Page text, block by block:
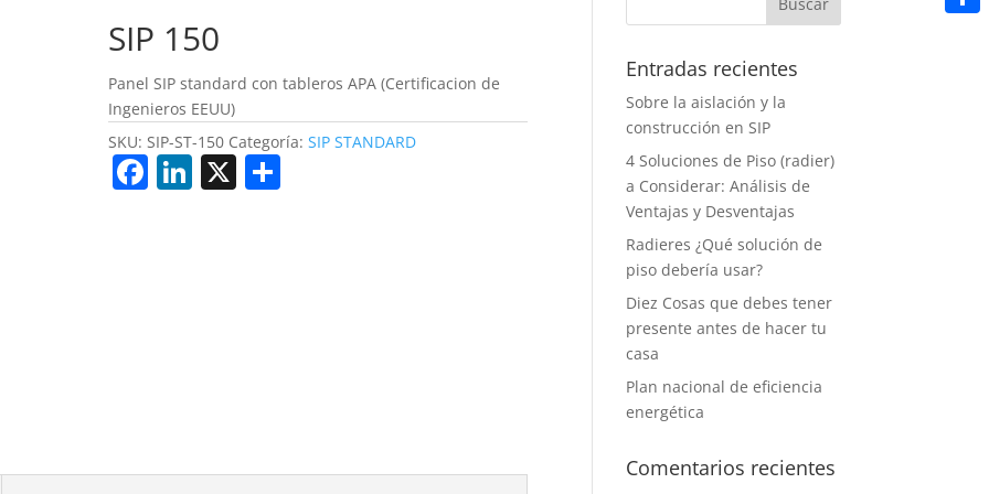
SIP 150
Panel SIP standard con tableros APA (Certificacion de
Ingenieros EEUU)
SKU:SIP-ST-150 Categoría:SIP STANDARD
F Li X
Entradas recientes
Sobre la aislación y la
construcción en SIP
4 Soluciones de Piso (radier)
a Considerar: Análisis de
Ventajas y Desventajas
Radieres ¿Qué solución de
piso debería usar?
Diez Cosas que debes tener
presente antes de hacer tu
casa
Plan nacional de eficiencia
energética
Comentarios recientes